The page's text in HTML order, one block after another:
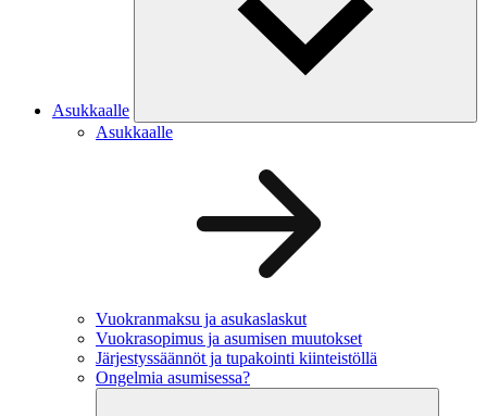
Asukkaalle
Asukkaalle
Vuokranmaksu ja asukaslaskut
Vuokrasopimus ja asumisen muutokset
Järjestyssäännöt ja tupakointi kiinteistöllä
Ongelmia asumisessa?